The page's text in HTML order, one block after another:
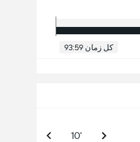
کل زمان 93:59
10'